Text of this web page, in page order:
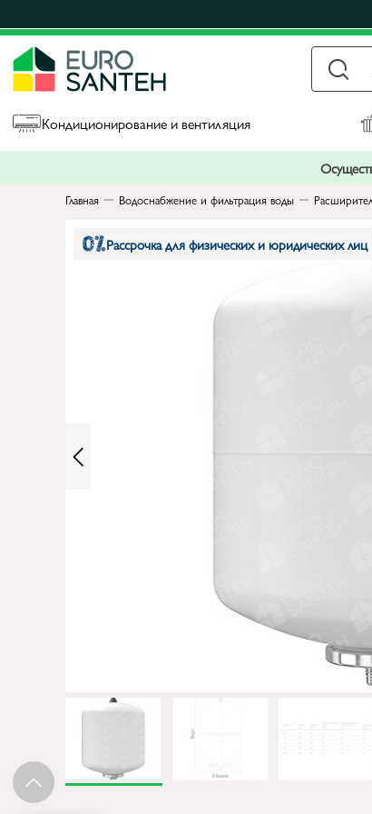
Кондиционирование и вентиляция
Главная Водоснабжение и фильтрация воды
Рассрочка для физических и юридических лиц